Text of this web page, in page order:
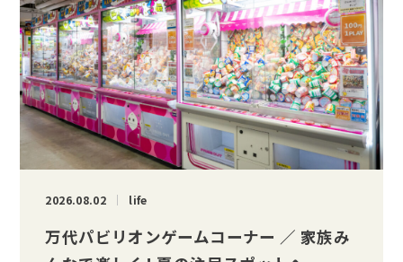
2026.08.02 life
万代パビリオンゲームコーナー ／ 家族み